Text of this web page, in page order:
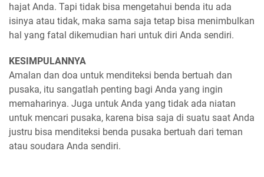
hajat Anda. Tapi tidak bisa mengetahui benda itu ada
isinya atau tidak, maka sama saja tetap bisa menimbulkan
hal yang fatal dikemudian hari untuk diri Anda sendiri.
KESIMPULANNYA
Amalan dan doa untuk menditeksi benda bertuah dan
pusaka, itu sangatlah penting bagi Anda yang ingin
memaharinya. Juga untuk Anda yang tidak ada niatan
untuk mencari pusaka, karena bisa saja di suatu saat Anda
justru bisa menditeksi benda pusaka bertuah dari teman
atau soudara Anda sendiri.